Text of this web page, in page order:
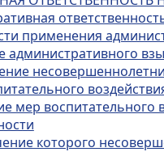
применения
административного
мер воспитательного
которого